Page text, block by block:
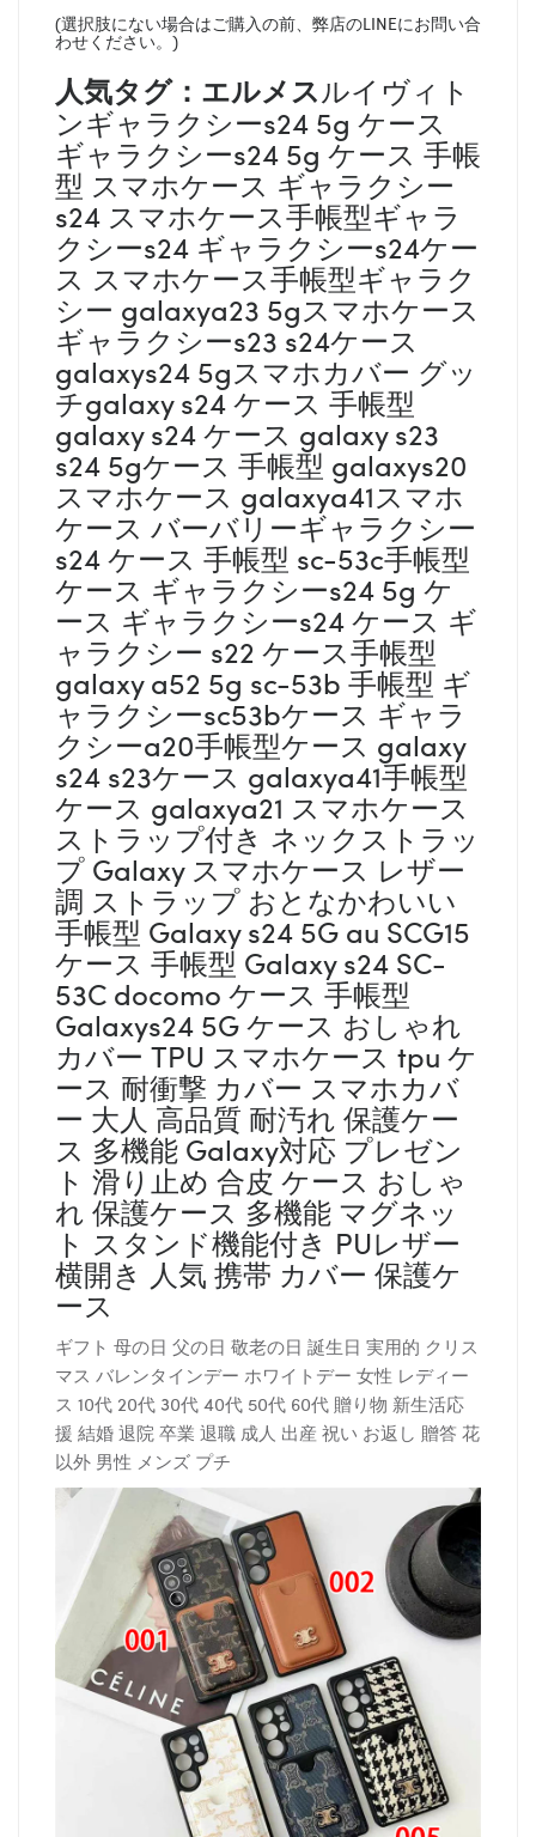
(選択肢にない場合はご購入の前、弊店のLINEにお問い合
わせください。)
人気タグ：エルメスルイヴィト
ンギャラクシーs24 5g ケース
ギャラクシーs24 5g ケース 手帳
型 スマホケース ギャラクシー
s24 スマホケース手帳型ギャラ
クシーs24 ギャラクシーs24ケー
ス スマホケース手帳型ギャラク
シー galaxya23 5gスマホケース
ギャラクシーs23 s24ケース
galaxys24 5gスマホカバー グッ
チgalaxy s24 ケース 手帳型
galaxy s24 ケース galaxy s23
s24 5gケース 手帳型 galaxys20
スマホケース galaxya41スマホ
ケース バーバリーギャラクシー
s24 ケース 手帳型 sc-53c手帳型
ケース ギャラクシーs24 5g ケ
ース ギャラクシーs24 ケース ギ
ャラクシー s22 ケース手帳型
galaxy a52 5g sc-53b 手帳型 ギ
ャラクシーsc53bケース ギャラ
クシーa20手帳型ケース galaxy
s24 s23ケース galaxya41手帳型
ケース galaxya21 スマホケース
ストラップ付き ネックストラッ
プ Galaxy スマホケース レザー
調 ストラップ おとなかわいい
手帳型 Galaxy s24 5G au SCG15
ケース 手帳型 Galaxy s24 SC-
53C docomo ケース 手帳型
Galaxys24 5G ケース おしゃれ
カバー TPU スマホケース tpu ケ
ース 耐衝撃 カバー スマホカバ
ー 大人 高品質 耐汚れ 保護ケー
ス 多機能 Galaxy対応 プレゼン
ト 滑り止め 合皮 ケース おしゃ
れ 保護ケース 多機能 マグネッ
ト スタンド機能付き PUレザー
横開き 人気 携帯 カバー 保護ケ
ース
ギフト 母の日 父の日 敬老の日 誕生日 実用的 クリス
マス バレンタインデー ホワイトデー 女性 レディー
ス 10代 20代 30代 40代 50代 60代 贈り物 新生活応
援 結婚 退院 卒業 退職 成人 出産 祝い お返し 贈答 花
以外 男性 メンズ プチ